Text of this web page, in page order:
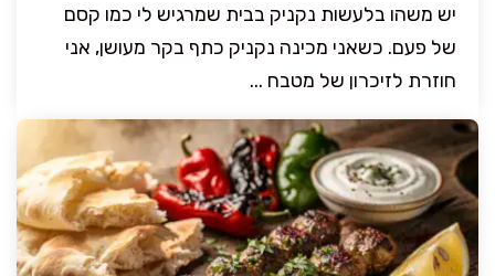
יש משהו בלעשות נקניק בבית שמרגיש לי כמו קסם
של פעם. כשאני מכינה נקניק כתף בקר מעושן, אני
חוזרת לזיכרון של מטבח ...